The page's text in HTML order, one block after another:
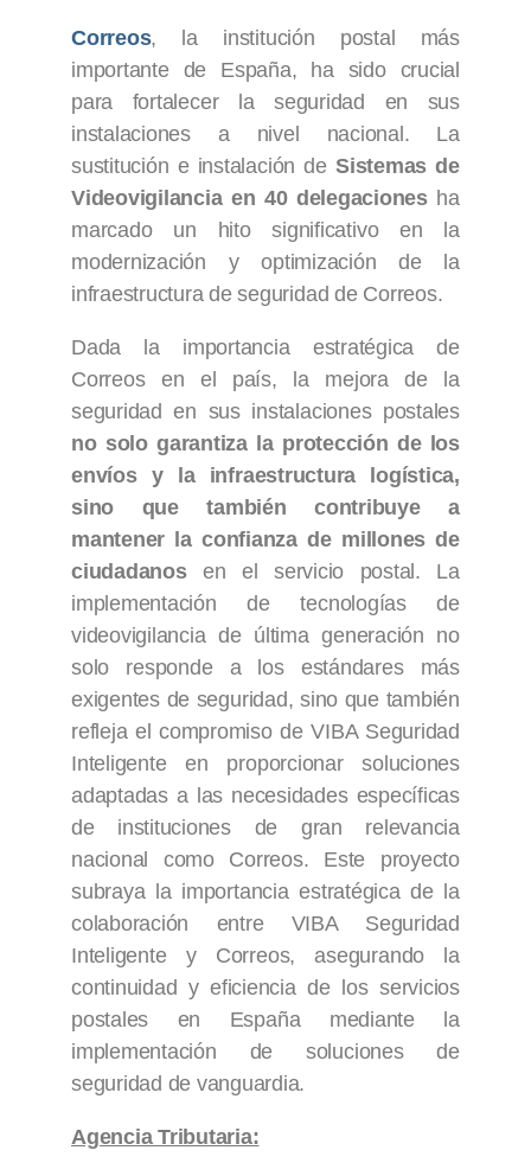
Correos, la institución postal más
importante de España, ha sido crucial
para fortalecer la seguridad en sus
instalaciones a nivel nacional. La
sustitución e instalación deSistemas de
Videovigilancia en 40 delegaciones ha
marcado un hito significativo en la
modernización y optimización de la
infraestructura de seguridad de Correos.
Dada la importancia estratégica de
Correos en el país, la mejora de la
seguridad en sus instalaciones postales
no solo garantiza la protección de los
envíos y la infraestructura logística,
sino que también contribuye a
mantener la confianza de millones de
ciudadanosen el servicio postal. La
implementación de tecnologías de
videovigilancia de última generación no
solo responde a los estándares más
exigentes de seguridad, sino que también
refleja el compromiso de VIBA Seguridad
Inteligente en proporcionar soluciones
adaptadas a las necesidades específicas
de instituciones de gran relevancia
nacional como Correos. Este proyecto
subraya la importancia estratégica de la
colaboración entre VIBA Seguridad
Inteligente y Correos, asegurando la
continuidad y eficiencia de los servicios
postales en España mediante la
implementación de soluciones de
seguridad de vanguardia.
Agencia Tributaria: